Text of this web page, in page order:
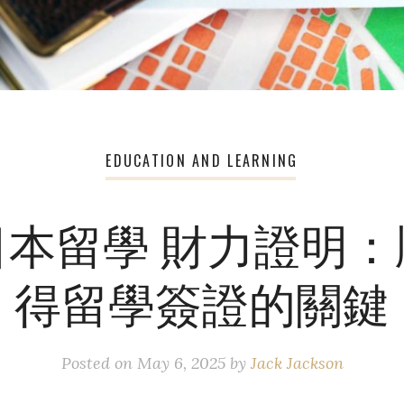
EDUCATION AND LEARNING
留學 財力證明
得留學簽證的關鍵
Posted on May 6, 2025 by Jack Jackson